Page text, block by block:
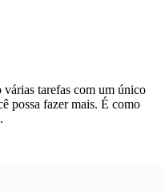
tarefas com um único
possa fazer mais. É como